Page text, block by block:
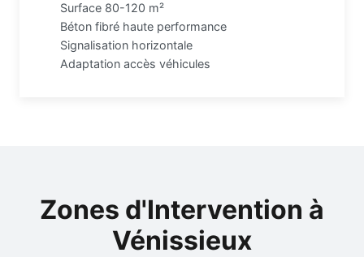
Surface 80-120 m²
Béton fibré haute performance
Signalisation horizontale
Adaptation accès véhicules
Zones d'Intervention à
Vénissieux